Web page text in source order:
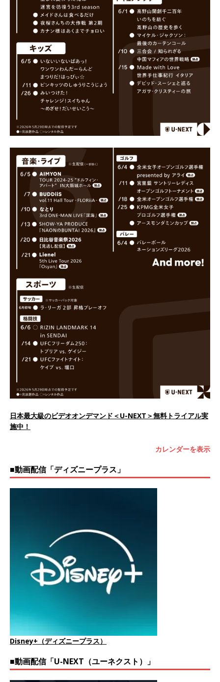
日本最大級のビデオオンデマンド＜U-NEXT＞無料トライアル実
施中！
カレンダーを表示
■動画配信「ディズニープラス」
Disney+（ディズニープラス）
■動画配信「U-NEXT（ユーネクスト）」